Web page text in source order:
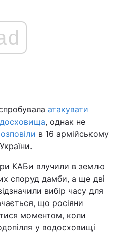
атакувати
, однак не
в 16 армійському
КАБи влучили в землю
споруд дамби, а ще дві
вибір часу для
що росіяни
моментом, коли
у водосховищі